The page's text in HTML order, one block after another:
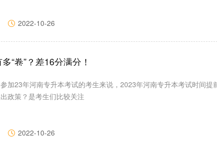
2022-10-26
“卷”？差16分满分！
加23年河南专升本考试的考生来说，2023年河南专升本考试时间提
政策？是考生们比较关注
2022-10-26